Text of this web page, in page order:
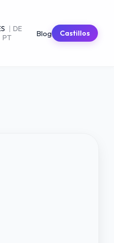
| DE
PT Blog Castillos